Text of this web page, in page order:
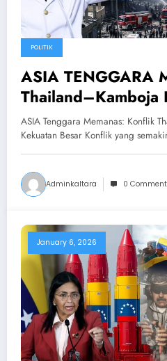
POLITIK
ASIA TENGGARA
Thailand–Kamboja
Bayang AS &
ASIA Tenggara Memanas: Konflik
Kekuatan Besar Konflik yang
Adminkaltara 0
January 6, 2026